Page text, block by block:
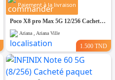
Paiement à la livraison
Poco X8 pro Max 5G 12/256 Cacheté paquet fermé #Validé✔️
Ariana , Ariana Ville
1.500 TND